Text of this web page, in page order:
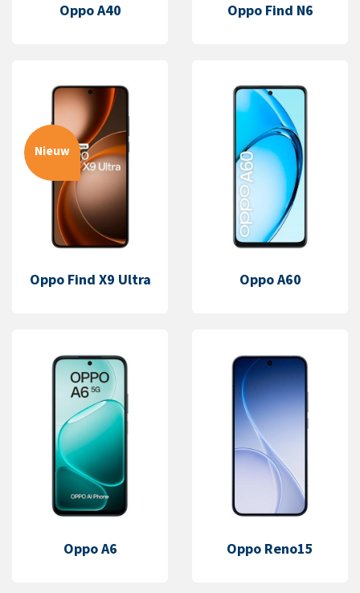
Oppo A40 Oppo Find N6
Nieuw
Oppo Find X9 Ultra Oppo A60
Oppo A6 Oppo Reno15